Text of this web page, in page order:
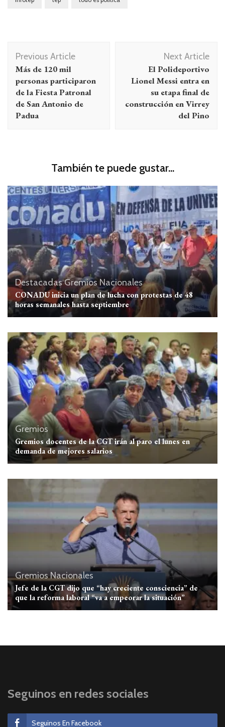
Navegación
de
entradas
Previous Article
Más de 120 mil
personas participaron
de la Fiesta Patronal
de San Antonio de
Padua
Next Article
El Polideportivo
Lionel Messi entra en
su etapa final de
construcción en Virrey
del Pino
También te puede gustar...
DestacadasGremios Nacionales
CONADU inicia un plan de lucha con protestas de 48
horas semanales hasta septiembre
Gremios
Gremios docentes de la CGT irán al paro el lunes en
demanda de mejores salarios
GremiosNacionales
Jefe de la CGT dijo que “hay creciente consciencia” de
que la reforma laboral “va a empeorar la situación”
Seguinos en redes sociales
Seguinos En Facebook